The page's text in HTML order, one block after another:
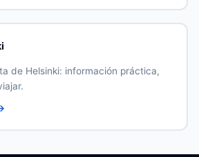
de Helsinki: información práctica,